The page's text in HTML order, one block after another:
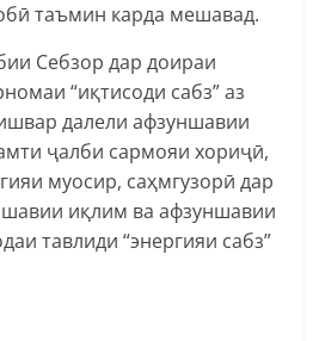
таъмин карда мешавад.
Себзор дар доираи
“иқтисоди сабз” аз
далели афзуншавии
ҷалби сармояи хориҷӣ,
муосир, саҳмгузорӣ дар
иқлим ва афзуншавии
тавлиди “энергияи сабз”